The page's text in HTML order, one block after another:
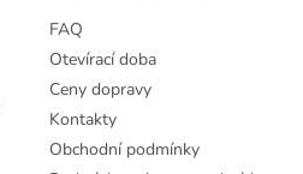
FAQ
Otevírací doba
Ceny dopravy
Kontakty
Obchodní podmínky